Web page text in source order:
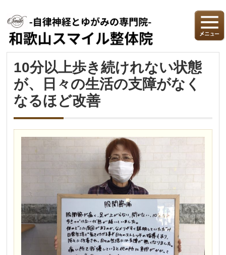
10分以上歩き続けれない状態
が、日々の生活の支障がなく
なるほど改善